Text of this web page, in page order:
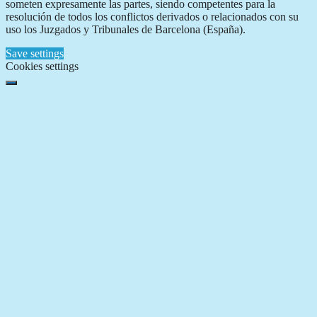
someten expresamente las partes, siendo competentes para la
resolución de todos los conflictos derivados o relacionados con su
uso los Juzgados y Tribunales de Barcelona (España).
Save settings
Cookies settings